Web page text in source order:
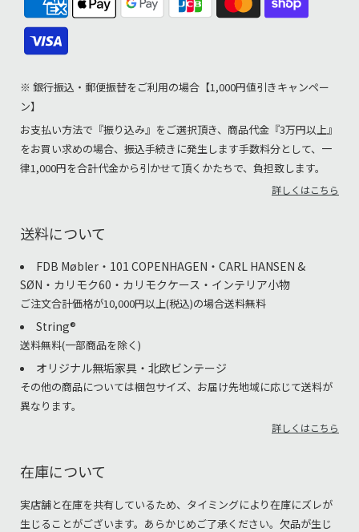
※ 銀行振込・郵便振替をご利用の場合【1,000円値引きキャンペー
ン】
お支払い方法で『振り込み』をご選択頂き、商品代金『3万円以上』
をお買い求めの場合、振込手続きに発生します手数料分として、一
律1,000円を合計代金から引かせて頂くかたちで、負担致します。
詳しくはこちら
送料について
FDB Møbler・101 COPENHAGEN・CARL HANSEN &
SØN・カリモク60・カリモクケース・インテリア小物
ご注文合計価格が10,000円以上(税込)の場合送料無料
String®︎
送料無料(一部商品を除く)
オリジナル無垢家具・北欧ビンテージ
その他の商品については梱包サイズ、お届け先地域に応じて送料が
異なります。
詳しくはこちら
在庫について
実店舗と在庫を共有しているため、タイミングにより在庫にズレが
生じることがございます。あらかじめご了承ください。欠品が生じ